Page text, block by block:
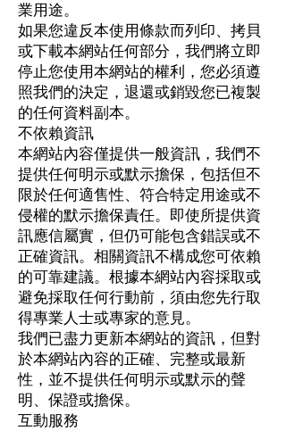
業用途。
如果您違反本使用條款而列印、拷貝
或下載本網站任何部分，我們將立即
停止您使用本網站的權利，您必須遵
照我們的決定，退還或銷毀您已複製
的任何資料副本。
不依賴資訊
本網站內容僅提供一般資訊，我們不
提供任何明示或默示擔保，包括但不
限於任何適售性、符合特定用途或不
侵權的默示擔保責任。即使所提供資
訊應信屬實，但仍可能包含錯誤或不
正確資訊。相關資訊不構成您可依賴
的可靠建議。根據本網站內容採取或
避免採取任何行動前，須由您先行取
得專業人士或專家的意見。
我們已盡力更新本網站的資訊，但對
於本網站內容的正確、完整或最新
性，並不提供任何明示或默示的聲
明、保證或擔保。
互動服務